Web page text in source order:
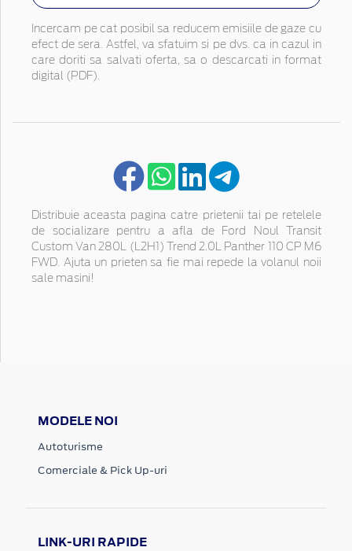
Incercam pe cat posibil sa reducem emisiile de gaze cu
efect de sera. Astfel, va sfatuim si pe dvs. ca in cazul in
care doriti sa salvati oferta, sa o descarcati in format
digital (PDF).
Distribuie aceasta pagina catre prietenii tai pe retelele
de socializare pentru a afla de Ford Noul Transit
Custom Van 280L (L2H1) Trend 2.0L Panther 110 CP M6
FWD. Ajuta un prieten sa fie mai repede la volanul noii
sale masini!
MODELE NOI
Autoturisme
Comerciale & Pick Up-uri
LINK-URI RAPIDE